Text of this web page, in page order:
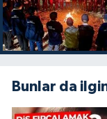
Bunlar da
Yalova
Zonguldak